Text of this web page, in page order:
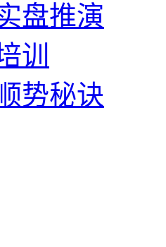
盘推演
训
势秘诀